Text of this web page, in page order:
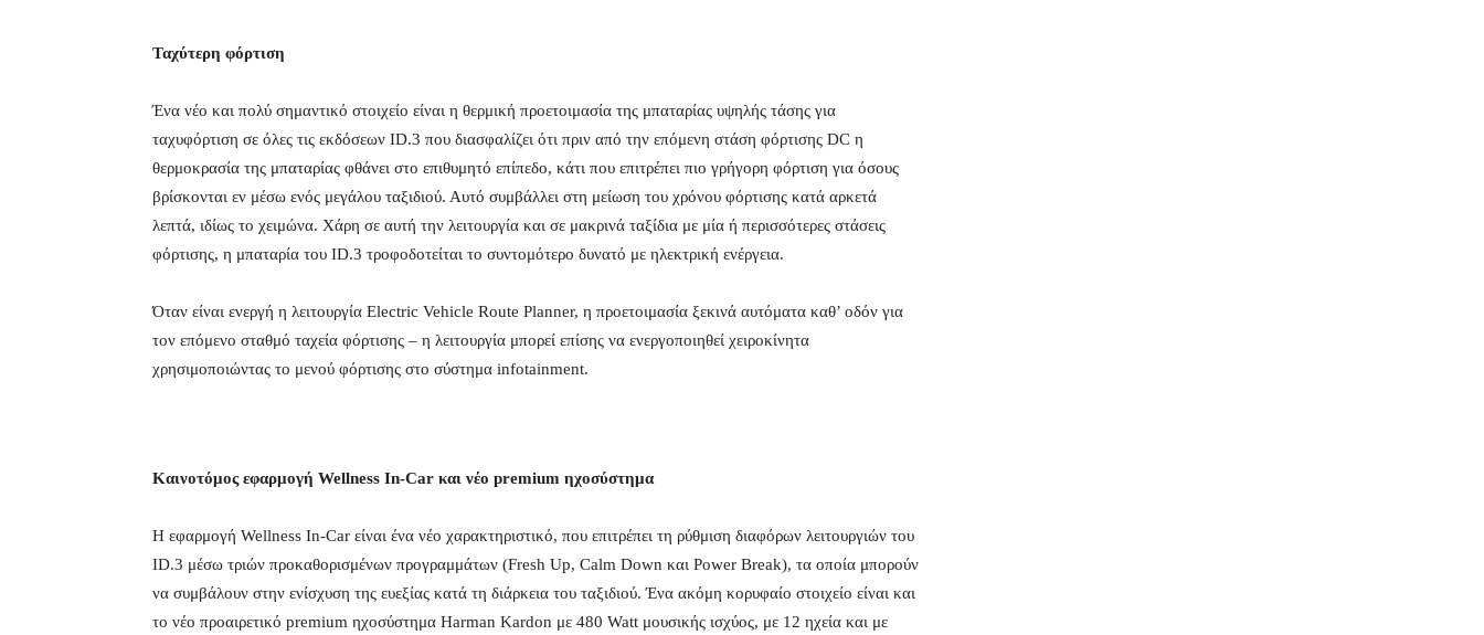
Ταχύτερη φόρτιση
Ένα νέο και πολύ σημαντικό στοιχείο είναι η θερμική προετοιμασία της μπαταρίας υψηλής τάσης για
ταχυφόρτιση σε όλες τις εκδόσεων ID.3 που διασφαλίζει ότι πριν από την επόμενη στάση φόρτισης DC η
θερμοκρασία της μπαταρίας φθάνει στο επιθυμητό επίπεδο, κάτι που επιτρέπει πιο γρήγορη φόρτιση για όσους
βρίσκονται εν μέσω ενός μεγάλου ταξιδιού. Αυτό συμβάλλει στη μείωση του χρόνου φόρτισης κατά αρκετά
λεπτά, ιδίως το χειμώνα. Χάρη σε αυτή την λειτουργία και σε μακρινά ταξίδια με μία ή περισσότερες στάσεις
φόρτισης, η μπαταρία του ID.3 τροφοδοτείται το συντομότερο δυνατό με ηλεκτρική ενέργεια.
Όταν είναι ενεργή η λειτουργία Electric Vehicle Route Planner, η προετοιμασία ξεκινά αυτόματα καθ’ οδόν για
τον επόμενο σταθμό ταχεία φόρτισης – η λειτουργία μπορεί επίσης να ενεργοποιηθεί χειροκίνητα
χρησιμοποιώντας το μενού φόρτισης στο σύστημα infotainment.
Καινοτόμος εφαρμογή Wellness In-Car και νέο premium ηχοσύστημα
Η εφαρμογή Wellness In-Car είναι ένα νέο χαρακτηριστικό, που επιτρέπει τη ρύθμιση διαφόρων λειτουργιών του
ID.3 μέσω τριών προκαθορισμένων προγραμμάτων (Fresh Up, Calm Down και Power Break), τα οποία μπορούν
να συμβάλουν στην ενίσχυση της ευεξίας κατά τη διάρκεια του ταξιδιού. Ένα ακόμη κορυφαίο στοιχείο είναι και
το νέο προαιρετικό premium ηχοσύστημα Harman Kardon με 480 Watt μουσικής ισχύος, με 12 ηχεία και με